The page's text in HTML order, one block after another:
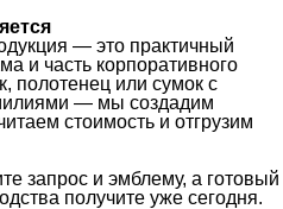
— это практичный
и часть корпоративного
полотенец или сумок с
— мы создадим
стоимость и отгрузим
запрос и эмблему, а готовый
получите уже сегодня.